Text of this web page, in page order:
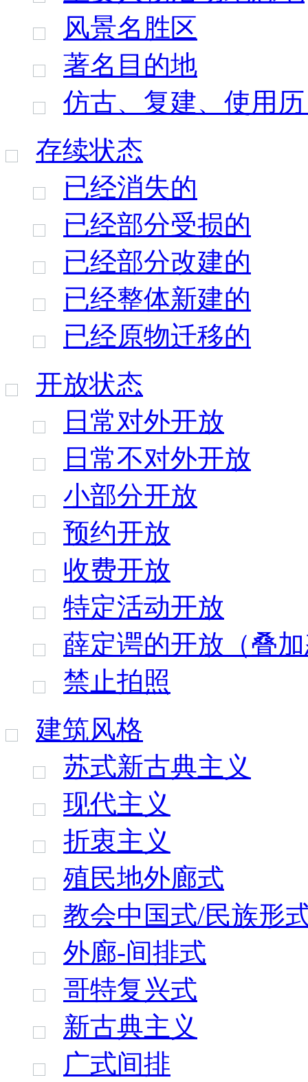
风景名胜区
著名目的地
仿古、复建、使用
存续状态
已经消失的
已经部分受损的
已经部分改建的
已经整体新建的
已经原物迁移的
开放状态
日常对外开放
日常不对外开放
小部分开放
预约开放
收费开放
特定活动开放
薛定谔的开放（叠
禁止拍照
建筑风格
苏式新古典主义
现代主义
折衷主义
殖民地外廊式
教会中国式/民族形
外廊-间排式
哥特复兴式
新古典主义
广式间排